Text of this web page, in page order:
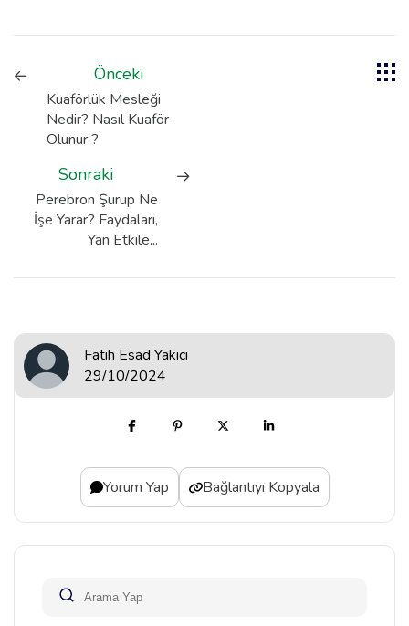
Önceki
Kuaförlük Mesleği
Nedir? Nasıl Kuaför
Olunur ?
Sonraki
Perebron Şurup Ne
İşe Yarar? Faydaları,
Yan Etkile...
Fatih Esad Yakıcı
29/10/2024
Yorum Yap Bağlantıyı Kopyala